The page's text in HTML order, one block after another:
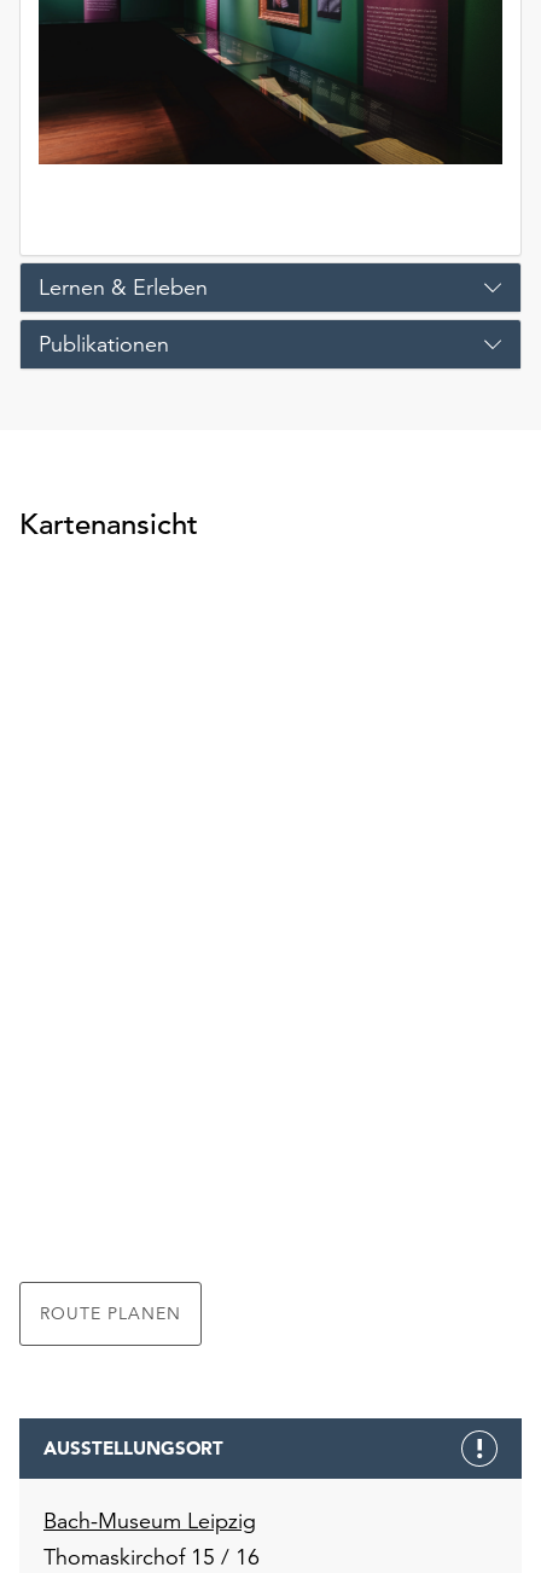
unserer
Datenschutzerklärung
Impressum
Lernen & Erleben
Publikationen
Kartenansicht
ROUTE PLANEN
AUSSTELLUNGSORT
Bach-Museum Leipzig
Thomaskirchof 15 / 16